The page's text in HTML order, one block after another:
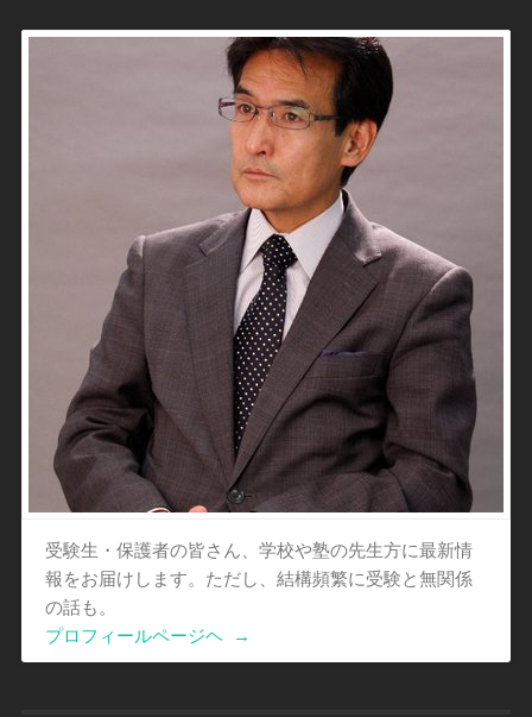
受験生・保護者の皆さん、学校や塾の先生方に最新情
報をお届けします。ただし、結構頻繁に受験と無関係
の話も。
プロフィールページヘ
→